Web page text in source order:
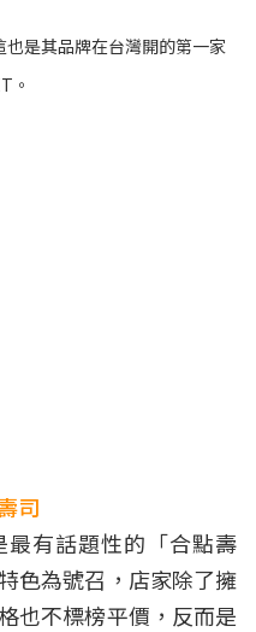
是其品牌在台灣開的第一家
。
司
有話題性的「合點壽
色為號召，店家除了擁
也不標榜平價，反而是